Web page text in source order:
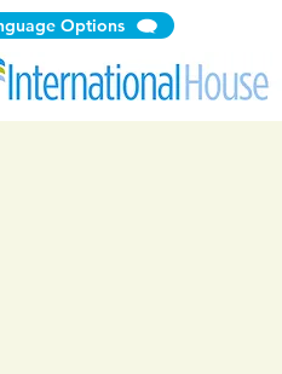
Options